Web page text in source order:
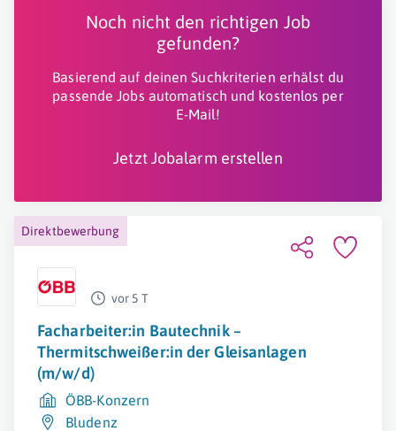
Noch nicht den richtigen Job
gefunden?
Basierend auf deinen Suchkriterien erhälst du
passende Jobs automatisch und kostenlos per
E-Mail!
Jetzt Jobalarm erstellen
Direktbewerbung
vor 5 T
Facharbeiter:in Bautechnik –
Thermitschweißer:in der Gleisanlagen
(m/w/d)
ÖBB-Konzern
Bludenz